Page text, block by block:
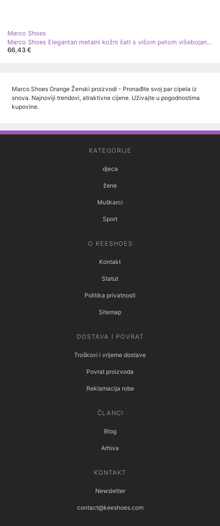
Marco Shoes
Marco Shoes Elegantan metalni kožni šatl s višom petom višebojan narančasta
66,43 €
Marco Shoes Orange Ženski proizvodi - Pronađite svoj par cipela iz
snova. Najnoviji trendovi, atraktivne cijene. Uživajte u pogodnostima
kupovine.
KATEGORIJE
djeca
žene
Muškarci
Sport
O KEESHOES
Kontakt
Statut
Politika privatnosti
Sitemap
DOSTAVA I POVRAT
Troškovi i vrijeme dostave
Povrat proizvoda
Reklamacija robe
ČLANCI
Blog
Arhiva
KONTAKT
Newsletter
contact@keeshoes.com